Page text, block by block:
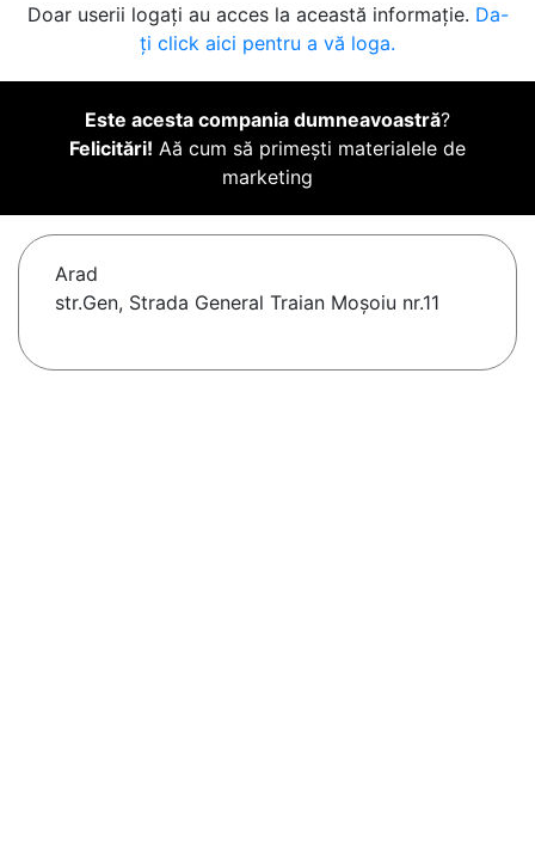
Doar userii logați au acces la această informație. Da-
ți click aici pentru a vă loga.
Este acesta compania dumneavoastră?
Felicitări! Aă cum să primești materialele de
marketing
Arad
str.Gen, Strada General Traian Moșoiu nr.11